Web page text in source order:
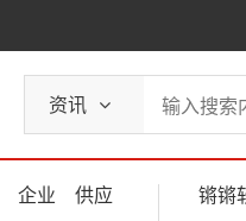
资讯
企业
供应
锵锵